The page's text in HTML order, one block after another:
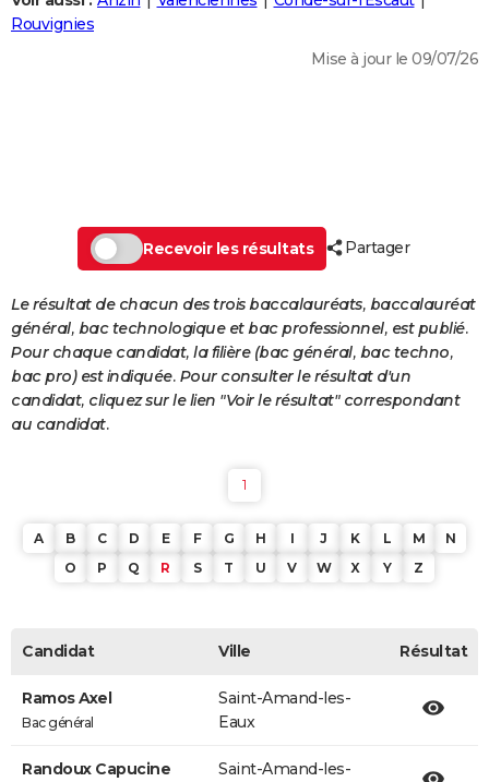
Destinations
City break
Voyage nature
Voyage de noces
Forum
Climat
+
PHOTO
Dictionnaire
PROGRAMME TV
S'inscrire
Se connecter
Lycées
Collèges
Primaires
Universités
Entreprises
Service militaire
Avis de recherche
AVIS DE DÉCÈS
FORUM
Bricolage
Lifestyle
Culture
Sport
Auto
Television
Voyage
Cinema
Rouvignies
Mise à jour le 09/07/26
Recevoir les résultats Partager
Le résultat de chacun des trois baccalauréats, baccalauréat
général, bac technologique et bac professionnel, est publié.
Pour chaque candidat, la filière (bac général, bac techno,
bac pro) est indiquée. Pour consulter le résultat d'un
candidat, cliquez sur le lien "Voir le résultat" correspondant
au candidat.
1
A B C D E F G H I J K L M
N
O
P Q R S T U V W X Y Z
Candidat Ville Résultat
Ramos Axel
Bac général
Saint-Amand-les-
Eaux
Randoux Capucine
Saint-Amand-les-